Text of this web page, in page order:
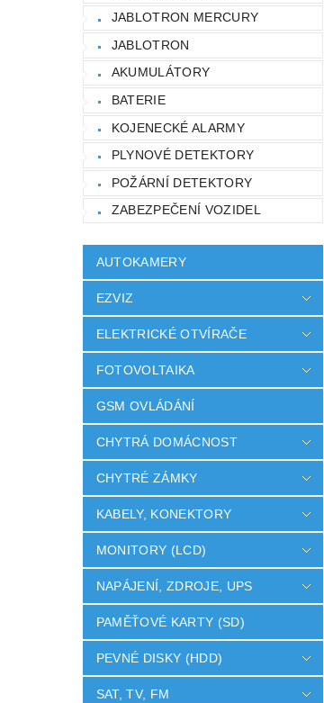
JABLOTRON MERCURY
JABLOTRON
AKUMULÁTORY
BATERIE
KOJENECKÉ ALARMY
PLYNOVÉ DETEKTORY
POŽÁRNÍ DETEKTORY
ZABEZPEČENÍ VOZIDEL
AUTOKAMERY
EZVIZ
ELEKTRICKÉ OTVÍRAČE
FOTOVOLTAIKA
GSM OVLÁDÁNÍ
CHYTRÁ DOMÁCNOST
CHYTRÉ ZÁMKY
KABELY, KONEKTORY
MONITORY (LCD)
NAPÁJENÍ, ZDROJE, UPS
PAMĚŤOVÉ KARTY (SD)
PEVNÉ DISKY (HDD)
SAT, TV, FM